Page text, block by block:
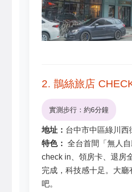
2. 鵲絲旅店
實測步行：約6分鐘
地址： 台中市中區綠川西
特色： 全台首間「無人
check in、領房卡、退房
完成，科技感十足。大廳
吧。